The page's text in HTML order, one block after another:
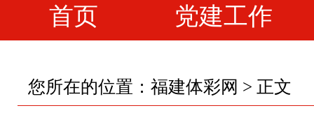
首页 党建工作
您所在的位置： 福建体彩网 > 正文